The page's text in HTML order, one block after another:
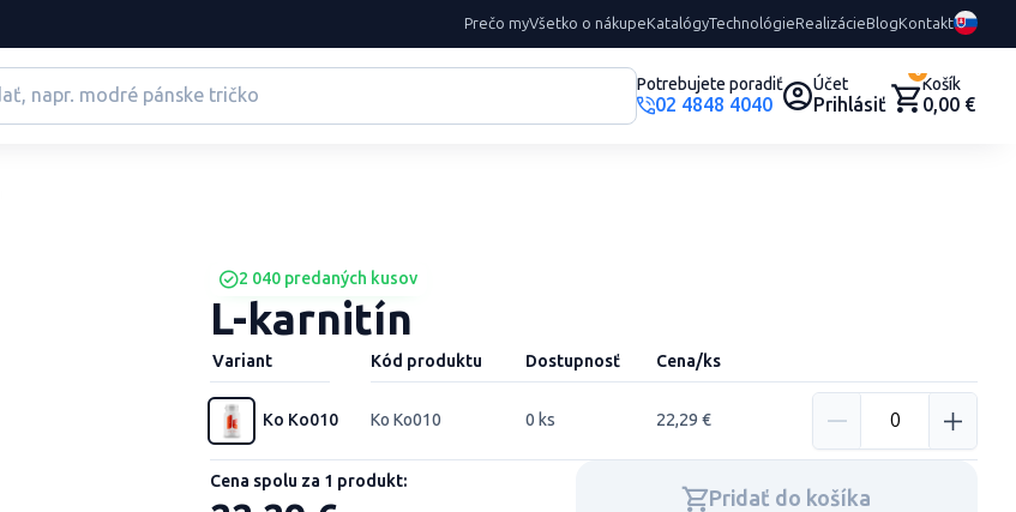
Prečo myVšetko o nákupeKatalógyTechnológieRealizácieBlogKontakt
Potrebujete poradiť
02 4848 4040
Účet
Prihlásiť
0
Košík
0,00 €
2 040 predaných kusov
L-karnitín
Variant Kód produktu Dostupnosť Cena/ks
Ko Ko010 Ko Ko010 0 ks 22,29 €
Cena spolu za 1 produkt:
Pridať do košíka